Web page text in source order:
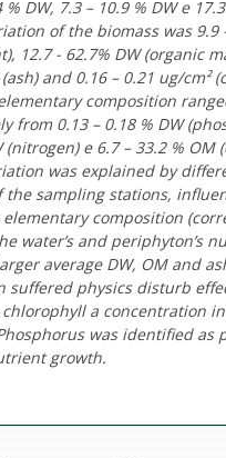
% DW, 7.3 – 10.9 % DW e
of the biomass was 9.9
12.7 - 62.7% DW (organic
(ash) and 0.16 – 0.21 ug/cm²
composition
from 0.13 – 0.18 % DW
(nitrogen) e 6.7 – 33.2 % OM
was explained by
the sampling stations,
composition
water’s and periphyton’s
average DW, OM and
suffered physics disturb
chlorophyll a concentration
was identified as
growth.